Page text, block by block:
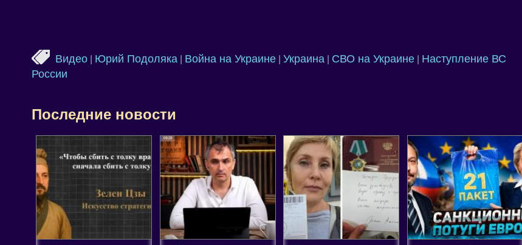
Видео Юрий Подоляка Война на Украине Украина СВО на Украине
Наступление ВС
России
Последние новости